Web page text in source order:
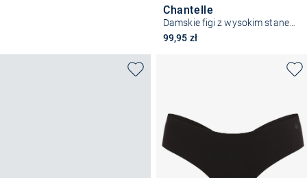
Chantelle
Damskie figi z wysokim stanem – SoftStretch
99,95 zł